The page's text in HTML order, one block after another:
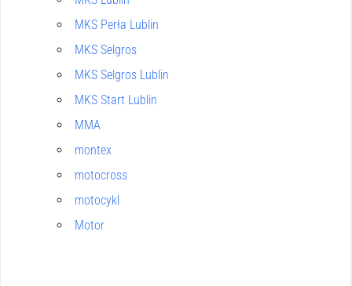
MKS Perła Lublin
MKS Selgros
MKS Selgros Lublin
MKS Start Lublin
MMA
montex
motocross
motocykl
Motor